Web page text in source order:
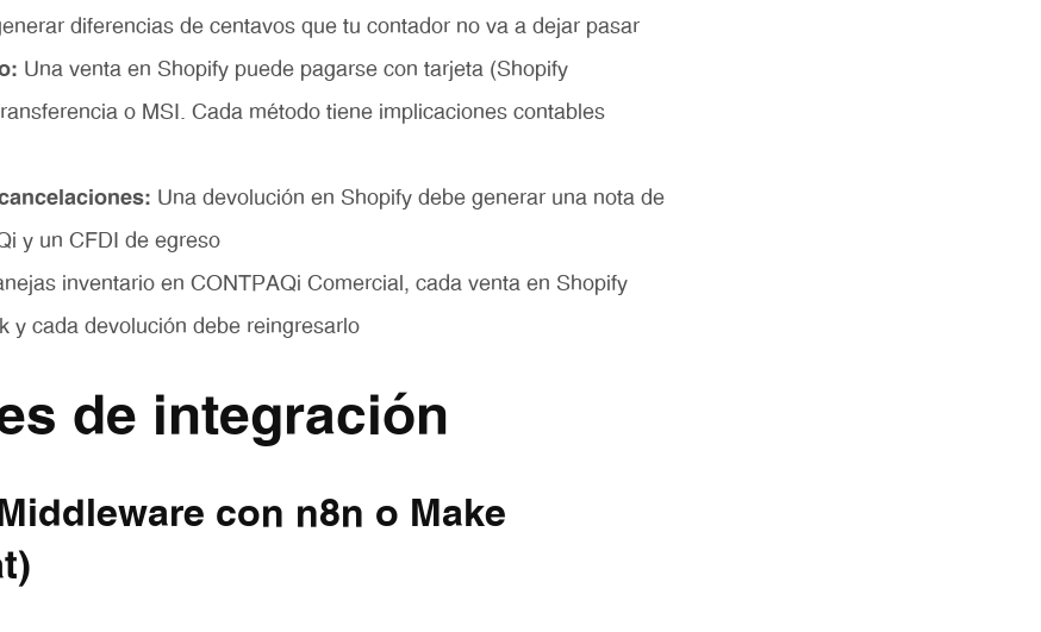
diferencias de centavos que tu contador no va a dejar pasar
Una venta en Shopify puede pagarse con tarjeta (Shopify
o MSI. Cada método tiene implicaciones contables
Una devolución en Shopify debe generar una nota de
y un CFDI de egreso
inventario en CONTPAQi Comercial, cada venta en Shopify
y cada devolución debe reingresarlo
de integración
con n8n o Make